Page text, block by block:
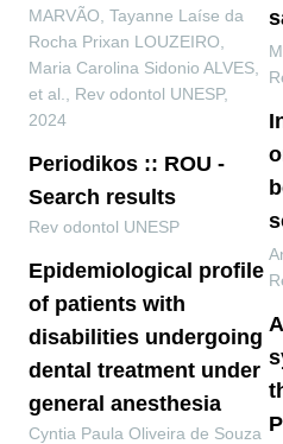
MARVÃO, Tayanne Laíse da
Rocha Prixan LOUZEIRO,
Maria Carolina Sidonio ALVES,
et al.
Rev odontol UNESP,
2024
Periodikos :: ROU -
Search results
Rev odontol UNESP
Epidemiological profile
of patients with
disabilities undergoing
dental treatment under
general anesthesia
Cyntia Paula Oliveira de Souza